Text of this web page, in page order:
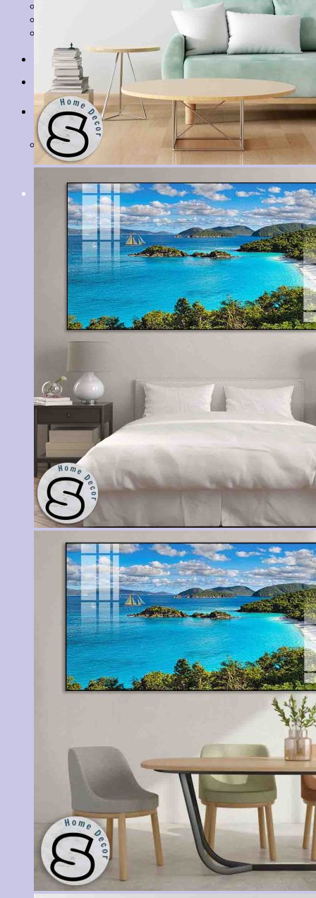
Tranh Cá Chép
Tranh Đồng Quê
Tranh Con Hổ
Tin tức
Liên hệ
Giỏ hàng
Chưa có sản phẩm trong giỏ hàng.
Tìm
kiếm: